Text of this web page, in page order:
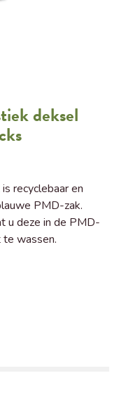
deksel
recyclebaar en
PMD-zak.
u deze in de PMD-
wassen.